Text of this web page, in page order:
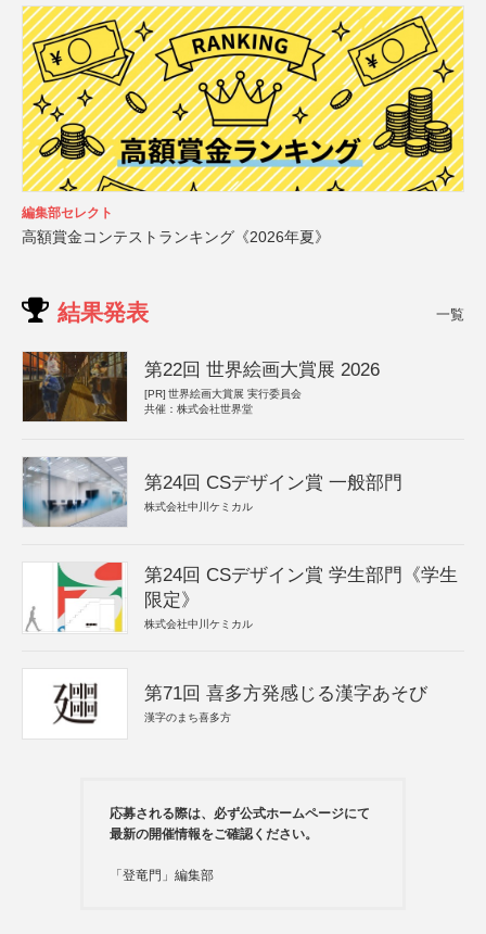
編集部セレクト
高額賞金コンテストランキング《2026年夏》
結果発表 一覧
第22回 世界絵画大賞展 2026
[PR] 世界絵画大賞展 実行委員会
共催：株式会社世界堂
第24回 CSデザイン賞 一般部門
株式会社中川ケミカル
第24回 CSデザイン賞 学生部門《学生
限定》
株式会社中川ケミカル
第71回 喜多方発感じる漢字あそび
漢字のまち喜多方
応募される際は、必ず公式ホームページにて
最新の開催情報をご確認ください。
「登竜門」編集部